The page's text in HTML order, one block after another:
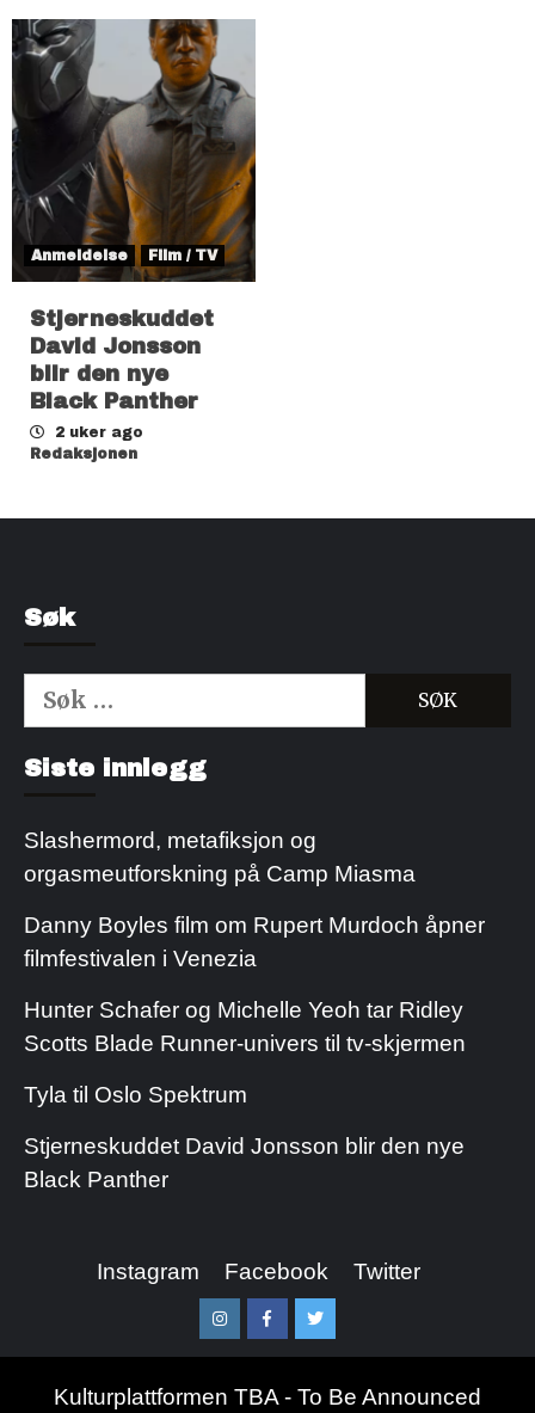
Anmeldelse Film / TV
Stjerneskuddet
David Jonsson
blir den nye
Black Panther
2 uker ago
Redaksjonen
Søk
Søk
etter:
Siste innlegg
Slashermord, metafiksjon og
orgasmeutforskning på Camp Miasma
Danny Boyles film om Rupert Murdoch åpner
filmfestivalen i Venezia
Hunter Schafer og Michelle Yeoh tar Ridley
Scotts Blade Runner-univers til tv-skjermen
Tyla til Oslo Spektrum
Stjerneskuddet David Jonsson blir den nye
Black Panther
Instagram Facebook Twitter
InstagramFacebookTwitter
Kulturplattformen TBA - To Be Announced